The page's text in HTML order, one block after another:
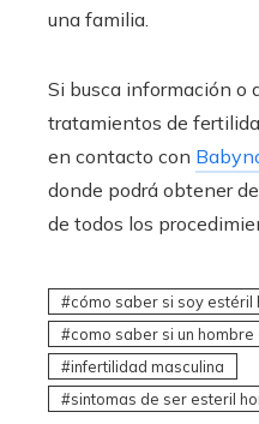
una familia.
Si busca información o
tratamientos de
en contacto con
donde podrá obtener
de todos los
cómo saber si soy estéril
como saber si un hombre
infertilidad masculina
sintomas de ser esteril